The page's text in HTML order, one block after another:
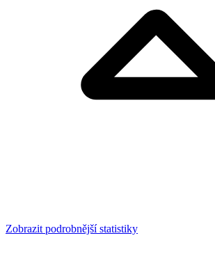
Zobrazit podrobnější statistiky